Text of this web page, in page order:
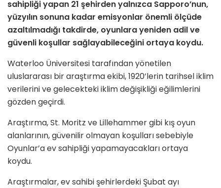
sahipliği yapan 21 şehirden yalnızca Sapporo’nun,
yüzyılın sonuna kadar emisyonlar önemli ölçüde
azaltılmadığı takdirde, oyunlara yeniden adil ve
güvenli koşullar sağlayabileceğini ortaya koydu.
Waterloo Üniversitesi tarafından yönetilen
uluslararası bir araştırma ekibi, 1920’lerin tarihsel iklim
verilerini ve gelecekteki iklim değişikliği eğilimlerini
gözden geçirdi.
Araştırma, St. Moritz ve Lillehammer gibi kış oyun
alanlarının, güvenilir olmayan koşulları sebebiyle
Oyunlar’a ev sahipliği yapamayacakları ortaya
koydu.
Araştırmalar, ev sahibi şehirlerdeki Şubat ayı